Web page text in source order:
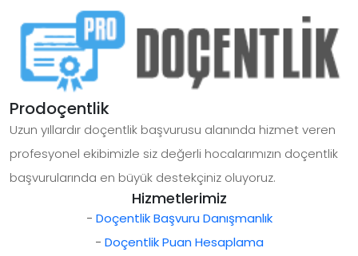
Prodoçentlik
Uzun yıllardır doçentlik başvurusu alanında hizmet veren
profesyonel ekibimizle siz değerli hocalarımızın doçentlik
başvurularında en büyük destekçiniz oluyoruz.
Hizmetlerimiz
- Doçentlik Başvuru Danışmanlık
- Doçentlik Puan Hesaplama